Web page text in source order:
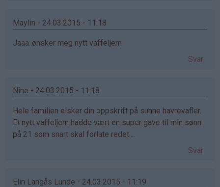
Maylin - 24.03.2015 - 11:18
Jaaa..ønsker meg nytt vaffeljern
Svar
Nine - 24.03.2015 - 11:18
Hele familien elsker din oppskrift på sunne havrevafler.
Et nytt vaffeljern hadde vært en super gave til min sønn
på 21 som snart skal forlate redet....
Svar
Elin Langås Lunde - 24.03.2015 - 11:19